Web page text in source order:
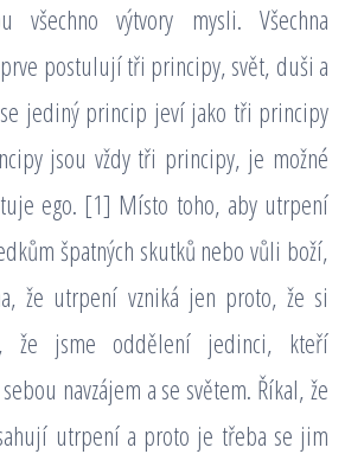
výtvory mysli. Všechna
postulují tři principy, svět, duši a
se jediný princip jeví jako tři principy
jsou vždy tři principy, je možné
ego. [1] Místo toho, aby utrpení
špatných skutků nebo vůli boží,
že utrpení vzniká jen proto, že si
že jsme oddělení jedinci, kteří
navzájem a se světem. Říkal, že
utrpení a proto je třeba se jim